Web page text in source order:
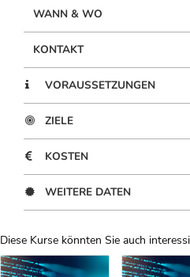
WANN & WO
KONTAKT
VORAUSSETZUNGEN
ZIELE
KOSTEN
WEITERE DATEN
Diese Kurse könnten Sie auch
Uber Weiterbildungsvorschläge